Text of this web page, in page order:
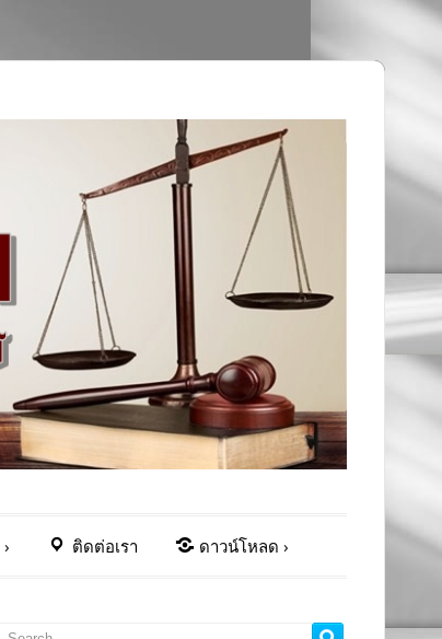
› ติดต่อเรา ดาวน์โหลด ›